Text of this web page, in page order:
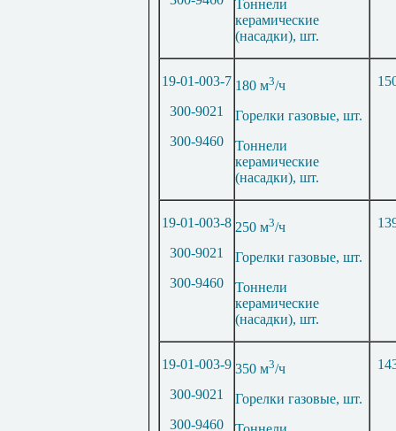
Тоннели
керамические
(насадки), шт.
19-01-003-7
300-9021
300-9460
180 м3/ч
Горелки газовые, шт.
Тоннели
керамические
(насадки), шт.
19-01-003-8
300-9021
300-9460
250 м3/ч
Горелки газовые, шт.
Тоннели
керамические
(насадки), шт.
19-01-003-9
300-9021
300-9460
350 м3/ч
Горелки газовые, шт.